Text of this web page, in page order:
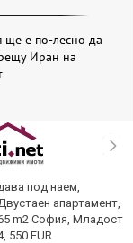
ще е по-лесно да
Иран на
под наем,
апартамент,
m2 София, Младост
550 EUR